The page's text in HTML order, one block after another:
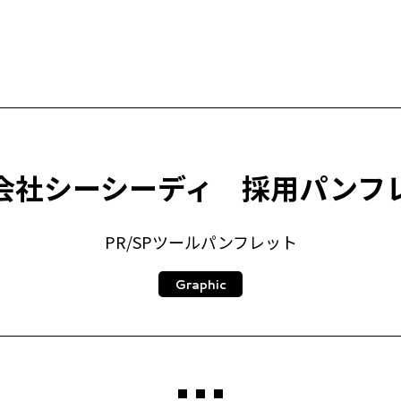
社シーシーディ 採用パンフ
PR/SPツールパンフレット
Graphic